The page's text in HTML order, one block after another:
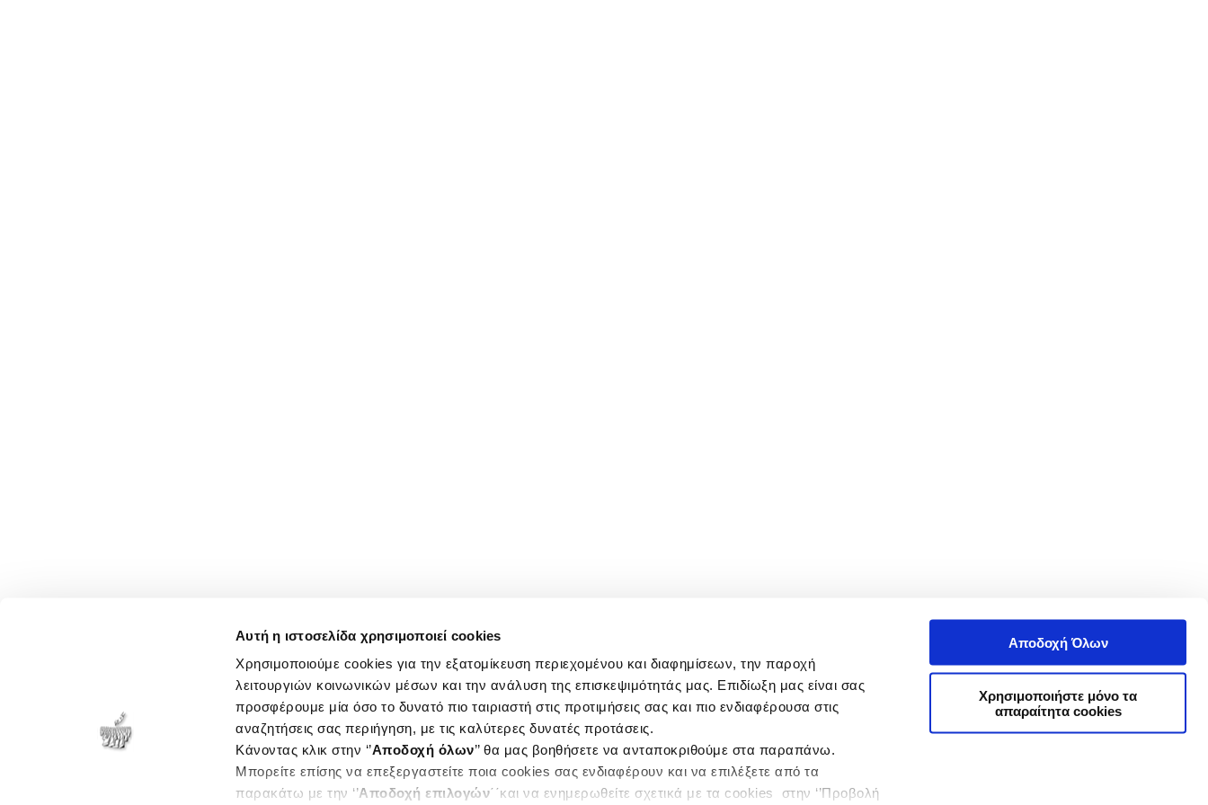
Αυτή η ιστοσελίδα χρησιμοποιεί cookies
Χρησιμοποιούμε cookies για την εξατομίκευση περιεχομένου και διαφημίσεων, την παροχή
λειτουργιών κοινωνικών μέσων και την ανάλυση της επισκεψιμότητάς μας. Επιδίωξη μας είναι σας
προσφέρουμε μία όσο το δυνατό πιο ταιριαστή στις προτιμήσεις σας και πιο ενδιαφέρουσα στις
αναζητήσεις σας περιήγηση, με τις καλύτερες δυνατές προτάσεις.
Κάνοντας κλικ στην ‘’Αποδοχή όλων’’ θα μας βοηθήσετε να ανταποκριθούμε στα παραπάνω.
Μπορείτε επίσης να επεξεργαστείτε ποια cookies σας ενδιαφέρουν και να επιλέξετε από τα
παρακάτω με την ‘’Αποδοχή επιλογών΄΄και να ενημερωθείτε σχετικά με τα cookies στην ‘’Προβολή
Αποδοχή Όλων
Χρησιμοποιήστε μόνο τα
απαραίτητα cookies